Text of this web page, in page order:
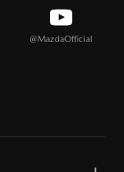
@MazdaOfficial